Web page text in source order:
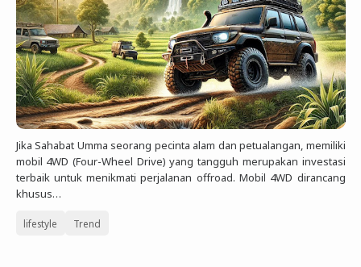
Jika Sahabat Umma seorang pecinta alam dan petualangan, memiliki
mobil 4WD (Four-Wheel Drive) yang tangguh merupakan investasi
terbaik untuk menikmati perjalanan offroad. Mobil 4WD dirancang
khusus…
lifestyle Trend